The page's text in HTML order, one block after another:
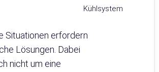
Kühlsystem
Situationen erfordern
Lösungen. Dabei
nicht um eine